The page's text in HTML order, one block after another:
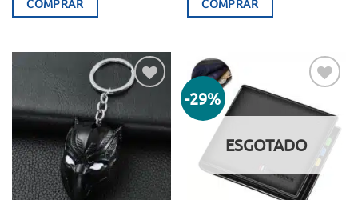
era:
COMPRAR COMPRAR
Adicionar
aos meus
desejos
-29%
Adicionar
aos meus
ESGOTADO